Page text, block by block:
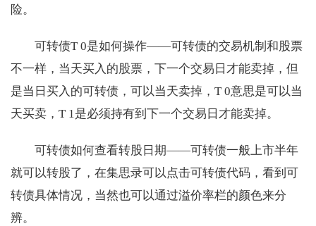
险。
可转债T 0是如何操作——可转债的交易机制和股票
不一样，当天买入的股票，下一个交易日才能卖掉，但
是当日买入的可转债，可以当天卖掉，T 0意思是可以当
天买卖，T 1是必须持有到下一个交易日才能卖掉。
可转债如何查看转股日期——可转债一般上市半年
就可以转股了，在集思录可以点击可转债代码，看到可
转债具体情况，当然也可以通过溢价率栏的颜色来分
辨。